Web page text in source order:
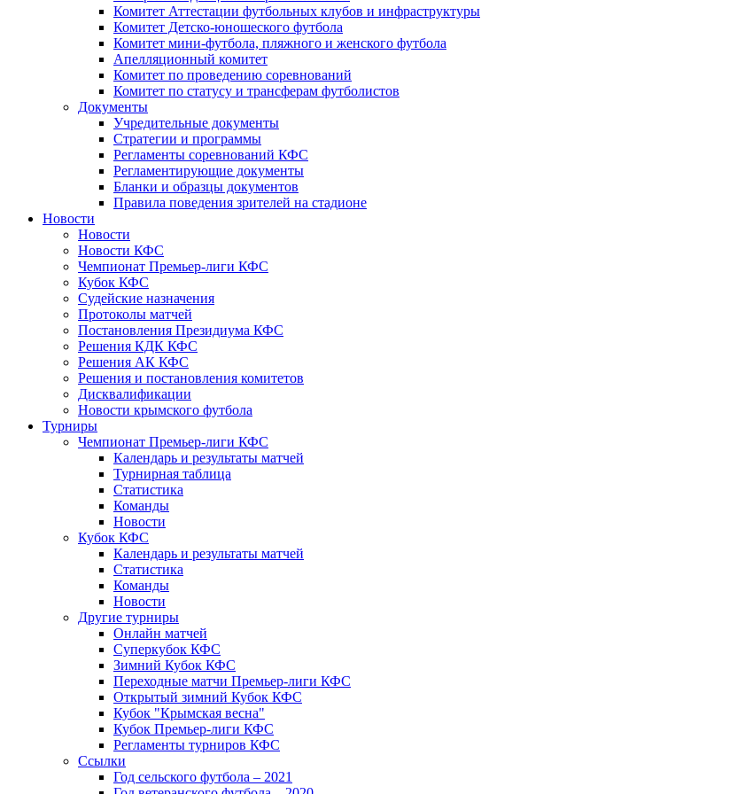
Комитет Аттестации футбольных клубов и инфраструктуры
Комитет Детско-юношеского футбола
Комитет мини-футбола, пляжного и женского футбола
Апелляционный комитет
Комитет по проведению соревнований
Комитет по статусу и трансферам футболистов
Документы
Учредительные документы
Стратегии и программы
Регламенты соревнований КФС
Регламентирующие документы
Бланки и образцы документов
Правила поведения зрителей на стадионе
Новости
Новости
Новости КФС
Чемпионат Премьер-лиги КФС
Кубок КФС
Судейские назначения
Протоколы матчей
Постановления Президиума КФС
Решения КДК КФС
Решения АК КФС
Решения и постановления комитетов
Дисквалификации
Новости крымского футбола
Турниры
Чемпионат Премьер-лиги КФС
Календарь и результаты матчей
Турнирная таблица
Статистика
Команды
Новости
Кубок КФС
Календарь и результаты матчей
Статистика
Команды
Новости
Другие турниры
Онлайн матчей
Суперкубок КФС
Зимний Кубок КФС
Переходные матчи Премьер-лиги КФС
Открытый зимний Кубок КФС
Кубок "Крымская весна"
Кубок Премьер-лиги КФС
Регламенты турниров КФС
Ссылки
Год сельского футбола – 2021